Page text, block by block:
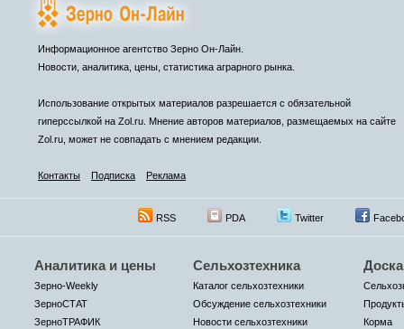
Информационное агентство Зерно Он-Лайн.
Новости, аналитика, цены, статистика аграрного рынка.
Использование открытых материалов разрешается с обязательной
гиперссылкой на Zol.ru. Мнение авторов материалов, размещаемых на сайте
Zol.ru, может не совпадать с мнением редакции.
Контакты Подписка Реклама
RSS PDA Twitter
Аналитика и цены
Зерно-Weekly
ЗерноСТАТ
ЗерноТРАФИК
Сельхозтехника
Каталог сельхозтехники
Обсуждение сельхозтехники
Новости сельхозтехники
Корма